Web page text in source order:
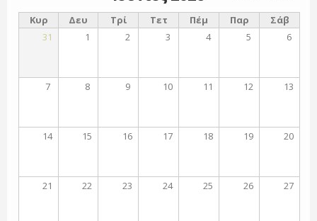
Κυρ Δευ Τρί Τετ Πέμ Παρ
Σάβ
31
1 2 3 4 5 6
7 8 9 10 11 12 13
14 15 16 17 18 19 20
21 22 23 24 25 26 27